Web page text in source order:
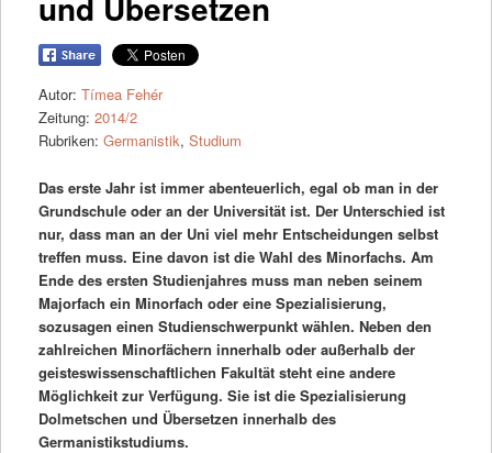
Autor: Tímea Fehér
Zeitung: 2014/2
Rubriken: Germanistik, Studium
Das erste Jahr ist immer abenteuerlich, egal ob man in der
Grundschule oder an der Universität ist. Der Unterschied ist
nur, dass man an der Uni viel mehr Entscheidungen selbst
treffen muss. Eine davon ist die Wahl des Minorfachs. Am
Ende des ersten Studienjahres muss man neben seinem
Majorfach ein Minorfach oder eine Spezialisierung,
sozusagen einen Studienschwerpunkt wählen. Neben den
zahlreichen Minorfächern innerhalb oder außerhalb der
geisteswissenschaftlichen Fakultät steht eine andere
Möglichkeit zur Verfügung. Sie ist die Spezialisierung
Dolmetschen und Übersetzen innerhalb des
Germanistikstudiums.